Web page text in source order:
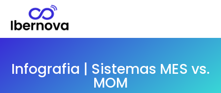
Infografia | Sistemas MES vs.
MOM